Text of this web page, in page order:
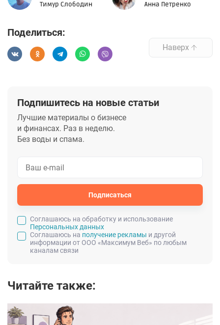
Тимур Слободин
Анна Петренко
Поделиться:
Наверх
Подпишитесь на новые статьи
Лучшие материалы о бизнесе
и финансах. Раз в неделю.
Без воды и спама.
Подписаться
Cоглашаюсь на обработку и использование
Персональных данных
Соглашаюсь на получение рекламы и другой
информации от ООО «Максимум Веб» по любым
каналам связи
Читайте также: